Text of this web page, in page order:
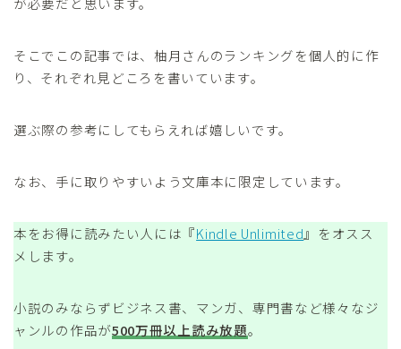
そこでこの記事では、柚月さんのランキングを個人的に作
り、それぞれ見どころを書いています。
選ぶ際の参考にしてもらえれば嬉しいです。
なお、手に取りやすいよう文庫本に限定しています。
本をお得に読みたい人には『Kindle Unlimited』をオスス
メします。
小説のみならずビジネス書、マンガ、専門書など様々なジ
ャンルの作品が500万冊以上読み放題。